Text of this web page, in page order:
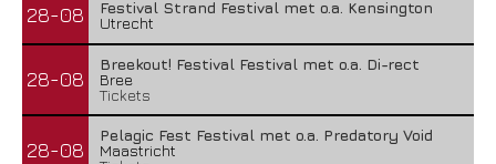
28-08
Festival Strand Festival met o.a. Kensington
Utrecht
28-08
Breekout! Festival Festival met o.a. Di-rect
Bree
Tickets
28-08
Pelagic Fest Festival met o.a. Predatory Void
Maastricht